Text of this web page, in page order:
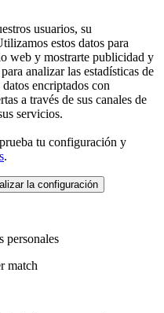
usuarios, su
estos datos para
web y mostrarte publicidad y
analizar las estadísticas de
encriptados con
a través de sus canales de
servicios.
tu configuración y
.
la configuración
personales
match